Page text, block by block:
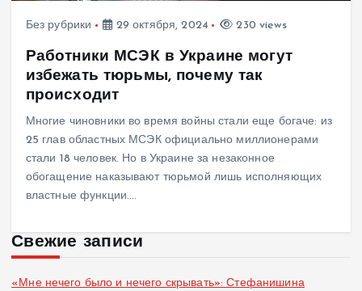
Без рубрики 29 октября, 2024 230 views
Работники МСЭК в Украине могут
избежать тюрьмы, почему так
происходит
Многие чиновники во время войны стали еще богаче: из
25 глав областных МСЭК официально миллионерами
стали 18 человек. Но в Украине за незаконное
обогащение наказывают тюрьмой лишь исполняющих
властные функции.…
Свежие записи
«Мне нечего было и нечего скрывать»: Стефанишина